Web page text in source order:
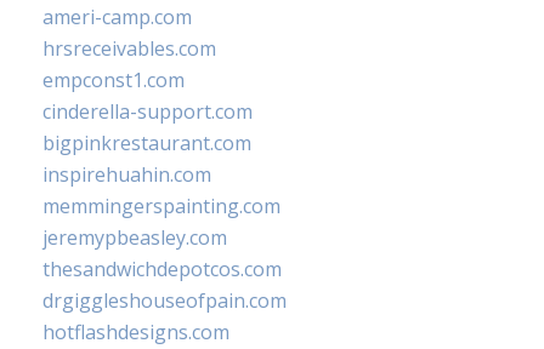
ameri-camp.com
hrsreceivables.com
empconst1.com
cinderella-support.com
bigpinkrestaurant.com
inspirehuahin.com
memmingerspainting.com
jeremypbeasley.com
thesandwichdepotcos.com
drgiggleshouseofpain.com
hotflashdesigns.com